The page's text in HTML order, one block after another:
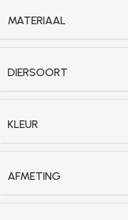
MATERIAAL
DIERSOORT
KLEUR
AFMETING